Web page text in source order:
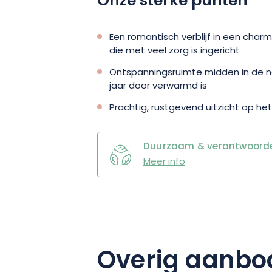
ieders rust en comfort zijn huisdieren
Dus als je op zoek bent naar een
dit verblijf in de cottage Ecureuil zeker
meevoeren en boek nu deze
welzijn zullen aan de orde van de dag
romantisch uitje!
Een romantisch verblijf in een
die met veel zorg is ingericht
Ontspanningsruimte midden in de
jaar door verwarmd is
Prachtig, rustgevend uitzicht op
Duurzaam &
Meer info
Overig